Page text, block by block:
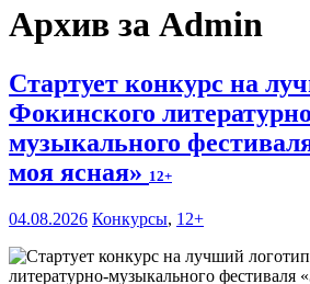
Архив за Admin
Стартует конкурс на
Фокинского
музыкального
моя ясная» 12+
04.08.2026 Конкурсы, 12+